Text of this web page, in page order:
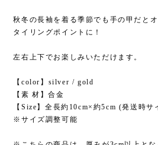
秋冬の長袖を着る季節でも手の甲だと
タイリングポイントに！
左右上下でお楽しみいただけます。
【color】silver / gold
【素 材】合金
【Size】全長約10cm×約5cm (発送時サ
※サイズ調整可能